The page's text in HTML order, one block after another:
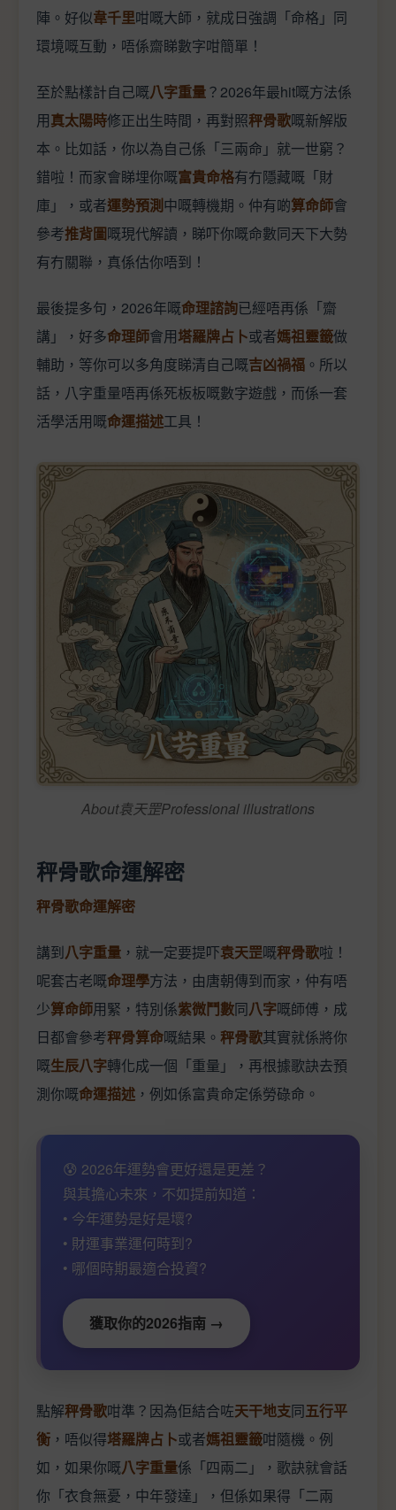
陣。好似韋千里咁嘅大師，就成日強調「命格」同
環境嘅互動，唔係齋睇數字咁簡單！
至於點樣計自己嘅八字重量？2026年最hit嘅方法係
用真太陽時修正出生時間，再對照秤骨歌嘅新解版
本。比如話，你以為自己係「三兩命」就一世窮？
錯啦！而家會睇埋你嘅富貴命格有冇隱藏嘅「財
庫」，或者運勢預測中嘅轉機期。仲有啲算命師會
參考推背圖嘅現代解讀，睇吓你嘅命數同天下大勢
有冇關聯，真係估你唔到！
最後提多句，2026年嘅命理諮詢已經唔再係「齋
講」，好多命理師會用塔羅牌占卜或者媽祖靈籤做
輔助，等你可以多角度睇清自己嘅吉凶禍福 。所以
話，八字重量唔再係死板板嘅數字遊戲，而係一套
活學活用嘅命運描述工具！
About袁天罡Professional illustrations
秤骨歌命運解密
秤骨歌命運解密
講到八字重量 ，就一定要提吓袁天罡嘅秤骨歌啦！
呢套古老嘅命理學方法，由唐朝傳到而家，仲有唔
少算命師用緊，特別係紫微鬥數同八字嘅師傅，成
日都會參考秤骨算命嘅結果。 秤骨歌其實就係將你
嘅生辰八字轉化成一個「重量」，再根據歌訣去預
測你嘅命運描述 ，例如係富貴命定係勞碌命。
😰 2026年運勢會更好還是更差？
與其擔心未來，不如提前知道：
• 今年運勢是好是壞?
• 財運事業運何時到?
• 哪個時期最適合投資?
獲取你的2026指南 →
點解秤骨歌咁準？因為佢結合咗天干地支同五行平
衡 ，唔似得塔羅牌占卜或者媽祖靈籤咁隨機。例
如，如果你嘅八字重量係「四兩二」，歌訣就會話
你「衣食無憂，中年發達」，但係如果得「二兩